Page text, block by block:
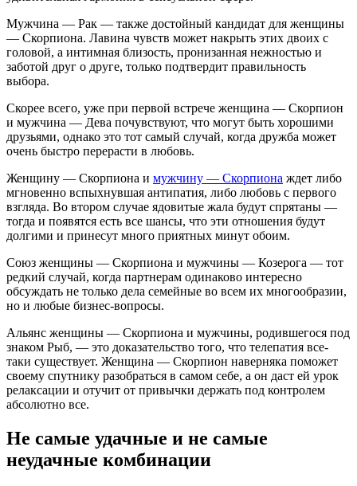
Мужчина — Рак — также достойный кандидат для женщины
— Скорпиона. Лавина чувств может накрыть этих двоих с
головой, а интимная близость, пронизанная нежностью и
заботой друг о друге, только подтвердит правильность
выбора.
Скорее всего, уже при первой встрече женщина — Скорпион
и мужчина — Дева почувствуют, что могут быть хорошими
друзьями, однако это тот самый случай, когда дружба может
очень быстро перерасти в любовь.
Женщину — Скорпиона и мужчину — Скорпиона ждет либо
мгновенно вспыхнувшая антипатия, либо любовь с первого
взгляда. Во втором случае ядовитые жала будут спрятаны —
тогда и появятся есть все шансы, что эти отношения будут
долгими и принесут много приятных минут обоим.
Союз женщины — Скорпиона и мужчины — Козерога — тот
редкий случай, когда партнерам одинаково интересно
обсуждать не только дела семейные во всем их многообразии,
но и любые бизнес-вопросы.
Альянс женщины — Скорпиона и мужчины, родившегося под
знаком Рыб, — это доказательство того, что телепатия все-
таки существует. Женщина — Скорпион наверняка поможет
своему спутнику разобраться в самом себе, а он даст ей урок
релаксации и отучит от привычки держать под контролем
абсолютно все.
Не самые удачные и не самые
неудачные комбинации